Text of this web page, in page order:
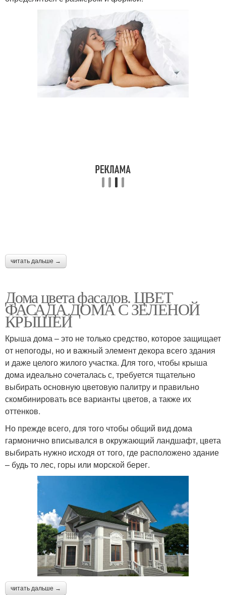
читать дальше →
Дома цвета фасадов. ЦВЕТ
ФАСАДА ДОМА С ЗЕЛЕНОЙ
КРЫШЕЙ
Крыша дома – это не только средство, которое защищает
от непогоды, но и важный элемент декора всего здания
и даже целого жилого участка. Для того, чтобы крыша
дома идеально сочеталась с, требуется тщательно
выбирать основную цветовую палитру и правильно
скомбинировать все варианты цветов, а также их
оттенков.
Но прежде всего, для того чтобы общий вид дома
гармонично вписывался в окружающий ландшафт, цвета
выбирать нужно исходя от того, где расположено здание
– будь то лес, горы или морской берег.
читать дальше →